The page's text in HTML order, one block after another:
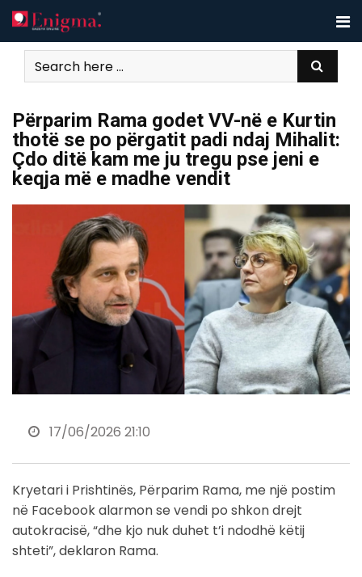
Skip
to
content
Përparim Rama godet VV-në e Kurtin
thotë se po përgatit padi ndaj Mihalit:
Çdo ditë kam me ju tregu pse jeni e
keqja më e madhe vendit
17/06/2026 21:10
Kryetari i Prishtinës, Përparim Rama, me një postim
në Facebook alarmon se vendi po shkon drejt
autokracisë, “dhe kjo nuk duhet t’i ndodhë këtij
shteti”, deklaron Rama.